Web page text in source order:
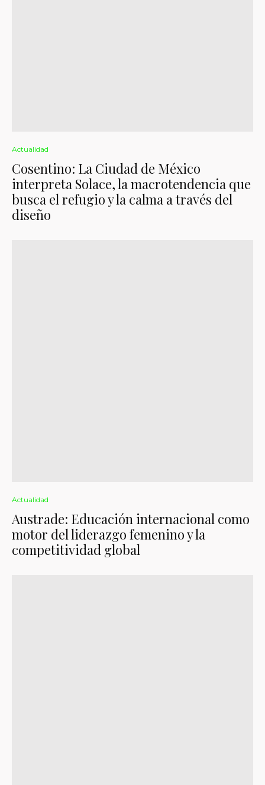
Actualidad
Cosentino: La Ciudad de México
interpreta Solace, la macrotendencia que
busca el refugio y la calma a través del
diseño
Actualidad
Austrade: Educación internacional como
motor del liderazgo femenino y la
competitividad global